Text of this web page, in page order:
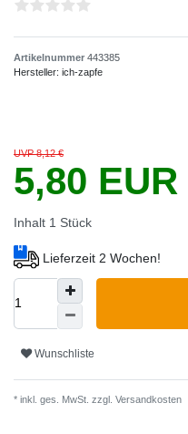
Artikelnummer 443385
Hersteller: ich-zapfe
UVP 8,12 €
5,80 EUR
Inhalt 1 Stück
Lieferzeit 2 Wochen!
Wunschliste
* inkl. ges. MwSt. zzgl. Versandkosten